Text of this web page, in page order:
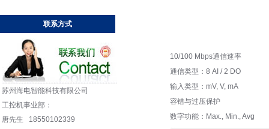
联系方式
苏州海电智能科技有限公司
工控机事业部：
唐先生 18550102339
10/100 Mbps通信速率
通信类型：8 AI / 2 DO
输入类型：mV, V, mA
容错与过压保护
数字功能：Max., Min., Avg